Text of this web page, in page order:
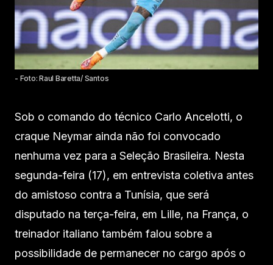
- Foto: Raul Baretta/ Santos
Sob o comando do técnico Carlo Ancelotti, o
craque Neymar ainda não foi convocado
nenhuma vez para a Seleção Brasileira. Nesta
segunda-feira (17), em entrevista coletiva antes
do amistoso contra a Tunísia, que será
disputado na terça-feira, em Lille, na França, o
treinador italiano também falou sobre a
possibilidade de permanecer no cargo após o